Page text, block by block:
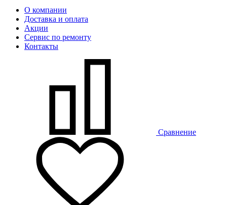
О компании
Доставка и оплата
Акции
Сервис по ремонту
Контакты
Сравнение